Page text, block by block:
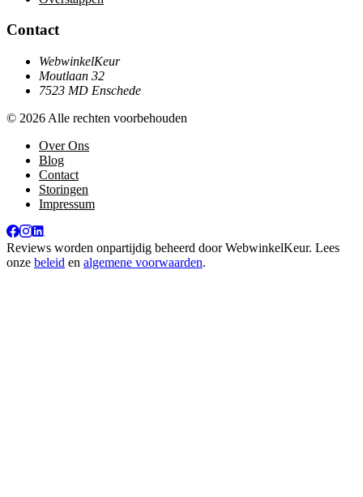
Contact
WebwinkelKeur
Moutlaan 32
7523 MD Enschede
© 2026 Alle rechten voorbehouden
Over Ons
Blog
Contact
Storingen
Impressum
Reviews worden onpartijdig beheerd doorWebwinkelKeur. Lees
onze beleid en algemene voorwaarden.